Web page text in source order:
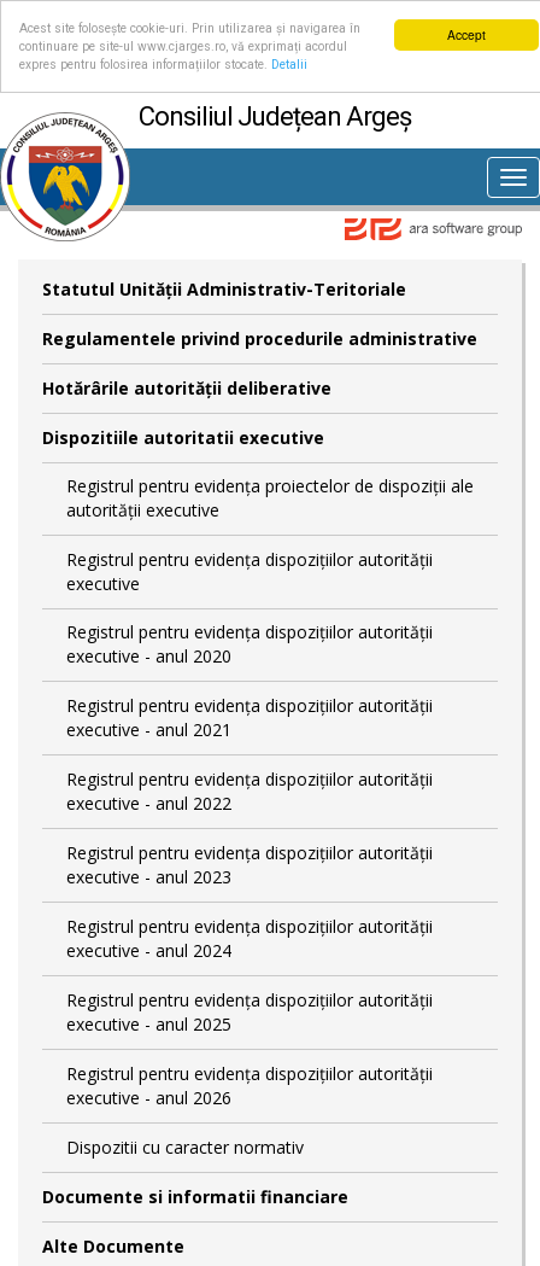
Accept
Acest site folosește cookie-uri. Prin utilizarea și navigarea în
continuare pe site-ul www.cjarges.ro, vă exprimați acordul
expres pentru folosirea informațiilor stocate.
Detalii
Consiliul Județean Argeș
Statutul Unităţii Administrativ-Teritoriale
Regulamentele privind procedurile administrative
Hotărârile autorităţii deliberative
Dispozitiile autoritatii executive
Registrul pentru evidența proiectelor de dispoziții ale
autorității executive
Registrul pentru evidența dispozițiilor autorității
executive
Registrul pentru evidența dispozițiilor autorității
executive - anul 2020
Registrul pentru evidența dispozițiilor autorității
executive - anul 2021
Registrul pentru evidența dispozițiilor autorității
executive - anul 2022
Registrul pentru evidența dispozițiilor autorității
executive - anul 2023
Registrul pentru evidența dispozițiilor autorității
executive - anul 2024
Registrul pentru evidența dispozițiilor autorității
executive - anul 2025
Registrul pentru evidența dispozițiilor autorității
executive - anul 2026
Dispozitii cu caracter normativ
Documente si informatii financiare
Alte Documente